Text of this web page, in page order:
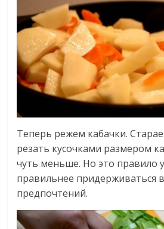
Теперь режем кабачки.
резать кусочками размером
чуть меньше. Но это правило
правильнее придерживаться
предпочтений.